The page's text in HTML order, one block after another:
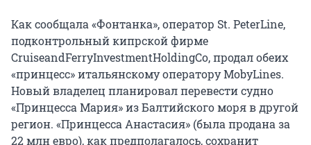
Как сообщала «Фонтанка», оператор St. PeterLine,
подконтрольный кипрской фирме
CruiseandFerryInvestmentHoldingCo, продал обеих
«принцесс» итальянскому оператору MobyLines.
Новый владелец планировал перевести судно
«Принцесса Мария» из Балтийского моря в другой
регион. «Принцесса Анастасия» (была продана за
22 млн евро), как предполагалось, сохранит